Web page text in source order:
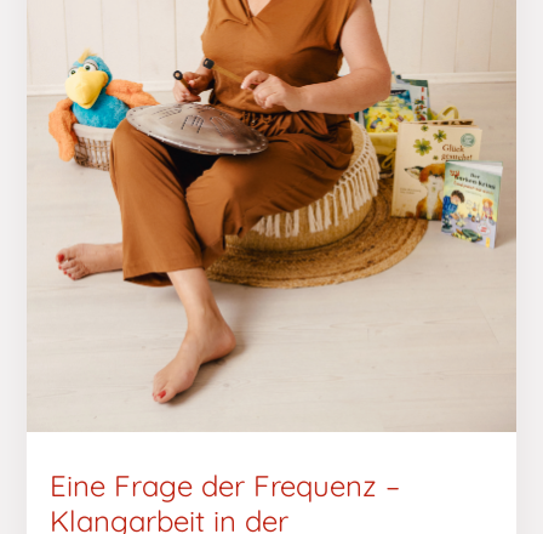
Eine Frage der Frequenz –
Klangarbeit in der